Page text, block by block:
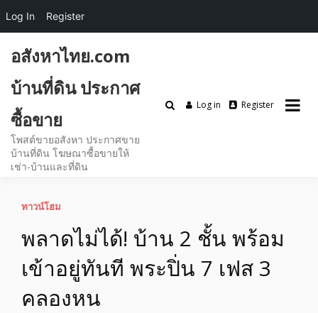
content
อสังหาไทย.com
บ้านที่ดิน ประกาศ
ซื้อขาย
โพสต์ขายอสังหา ประกาศขาย
บ้านที่ดิน โฆษณาซื้อขายให้
เช่า-บ้านและที่ดิน
Log in Register
ทาวน์โฮม
พลาดไม่ได้! บ้าน 2 ชั้น พร้อม
เข้าอยู่ทันที พระปิ่น 7 เฟส 3
คลองหน
Log In Register